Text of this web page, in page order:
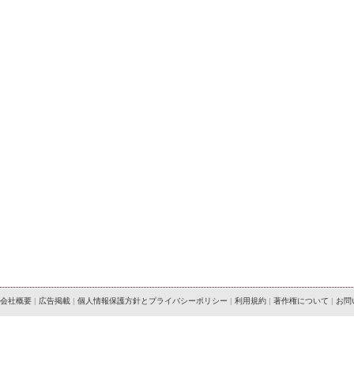
会社概要 | 広告掲載 | 個人情報保護方針とプライバシーポリシー | 利用規約 | 著作権について | お問